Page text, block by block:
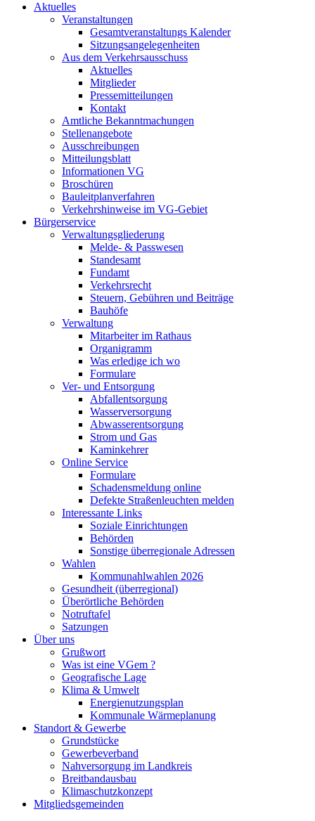
Aktuelles
Veranstaltungen
Gesamtveranstaltungs Kalender
Sitzungsangelegenheiten
Aus dem Verkehrsausschuss
Aktuelles
Mitglieder
Pressemitteilungen
Kontakt
Amtliche Bekanntmachungen
Stellenangebote
Ausschreibungen
Mitteilungsblatt
Informationen VG
Broschüren
Bauleitplanverfahren
Verkehrshinweise im VG-Gebiet
Bürgerservice
Verwaltungsgliederung
Melde- & Passwesen
Standesamt
Fundamt
Verkehrsrecht
Steuern, Gebühren und Beiträge
Bauhöfe
Verwaltung
Mitarbeiter im Rathaus
Organigramm
Was erledige ich wo
Formulare
Ver- und Entsorgung
Abfallentsorgung
Wasserversorgung
Abwasserentsorgung
Strom und Gas
Kaminkehrer
Online Service
Formulare
Schadensmeldung online
Defekte Straßenleuchten melden
Interessante Links
Soziale Einrichtungen
Behörden
Sonstige überregionale Adressen
Wahlen
Kommunahlwahlen 2026
Gesundheit (überregional)
Überörtliche Behörden
Notruftafel
Satzungen
Über uns
Grußwort
Was ist eine VGem ?
Geografische Lage
Klima & Umwelt
Energienutzungsplan
Kommunale Wärmeplanung
Standort & Gewerbe
Grundstücke
Gewerbeverband
Nahversorgung im Landkreis
Breitbandausbau
Klimaschutzkonzept
Mitgliedsgemeinden